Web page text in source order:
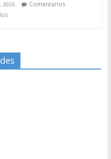
2026
Comentarios